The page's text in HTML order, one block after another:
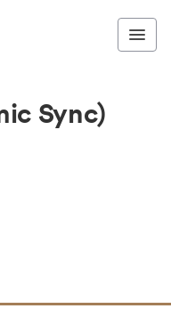
Sync)